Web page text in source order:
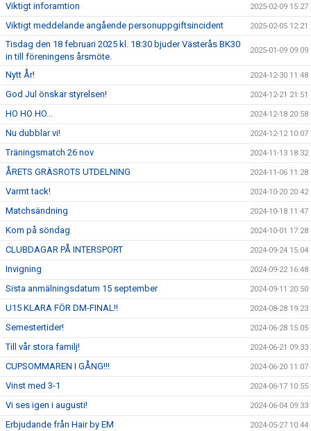
Viktigt inforamtion 2025-02-09 15:27
Viktigt meddelande angående personuppgiftsincident 2025-02-05 12:21
Tisdag den 18 februari 2025 kl. 18:30 bjuder Västerås BK30
in till föreningens årsmöte.
2025-01-09 09:09
Nytt År! 2024-12-30 11:48
God Jul önskar styrelsen! 2024-12-21 21:51
HO HO HO... 2024-12-18 20:58
Nu dubblar vi! 2024-12-12 10:07
Träningsmatch 26 nov 2024-11-13 18:32
ÅRETS GRÄSROTS UTDELNING 2024-11-06 11:28
Varmt tack! 2024-10-20 20:42
Matchsändning 2024-10-18 11:47
Kom på söndag 2024-10-01 17:28
CLUBDAGAR PÅ INTERSPORT 2024-09-24 15:04
Invigning 2024-09-22 16:48
Sista anmälningsdatum 15 september 2024-09-11 20:50
U15 KLARA FÖR DM-FINAL!! 2024-08-28 19:23
Semestertider! 2024-06-28 15:05
Till vår stora familj! 2024-06-21 09:33
CUPSOMMAREN I GÅNG!!! 2024-06-20 11:07
Vinst med 3-1 2024-06-17 10:55
Vi ses igen i augusti! 2024-06-04 09:33
Erbjudande från Hair by EM 2024-05-27 10:44